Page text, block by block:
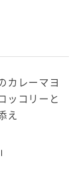
カレーマヨ
コリーと
え